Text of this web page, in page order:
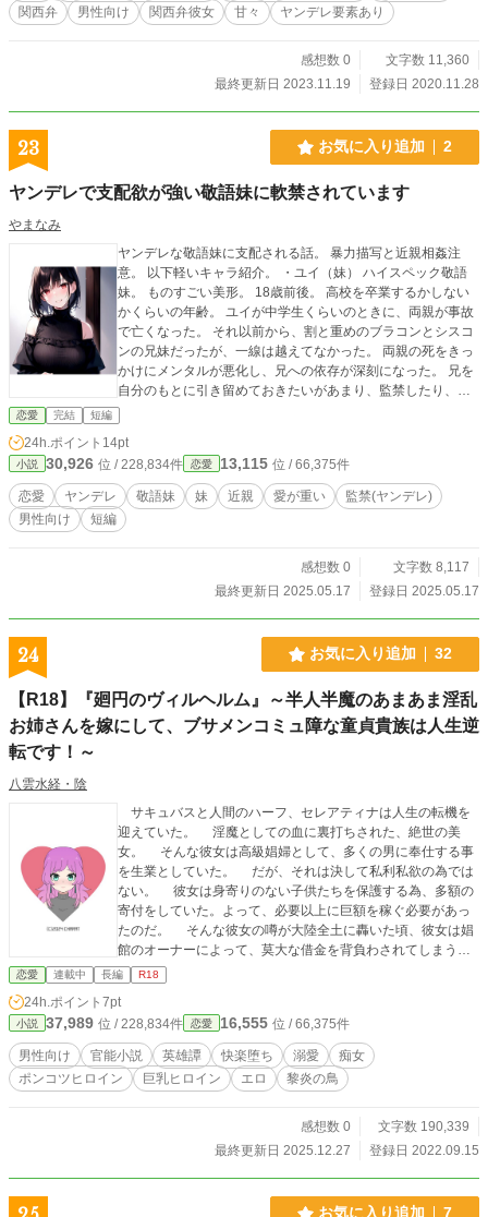
関西弁
男性向け 関西弁彼女 甘々 ヤンデレ要素あり
感想数 0
文字数 11,360
最終更新日 2023.11.19
登録日 2020.11.28
23 お気に入り追加 2
ヤンデレで支配欲が強い敬語妹に軟禁されています
やまなみ
ヤンデレな敬語妹に支配される話。 暴力描写と近親相姦注
意。 以下軽いキャラ紹介。 ・ユイ（妹） ハイスペック敬語
妹。 ものすごい美形。 18歳前後。 高校を卒業するかしない
かくらいの年齢。 ユイが中学生くらいのときに、両親が事故
で亡くなった。 それ以前から、割と重めのブラコンとシスコ
ンの兄妹だったが、一線は越えてなかった。 両親の死をきっ
かけにメンタルが悪化し、兄への依存が深刻になった。 兄を
自分のもとに引き留めておきたいがあまり、監禁したり、禁
足事項を増やしたりして支配するようになった。 そしてユイ
が高校1～2年生くらいの時に、兄妹の一線を越えてしまっ
た。 他に身寄りがいないため、自分たちで仕事をして生活し
ている。 兄が在宅でできるような仕事を外から持ってきて仕
事を振ったり、妹自身がネット上で仕事を作ったりして食い
扶持を稼いでいる。 二人きりの生活は、最初は両親の保険金
を食いつぶすだけだったが、本編時点では軌道に乗り、比較
項」は全部で108個ある。 そしてこれからも増えていく。 ・
兄（僕） 超が付くほどのお人よし。 困っている人を放ってお
倒見の良さ、そして思わず周りの目を引くような美しい外見
によって、異性同性問わず人気があった。 無自覚に周囲の女
自覚することはなかった。 しかし側にいた妹からすれば、兄
が複数の女子にモテていることは明らかだし、兄が押しに弱
いことから、いつ兄が他の女に獲られるか気が気じゃなかっ
た。 そういった状況が、妹がヘラって兄妹の一線を越える要
因になってしまった。
恋愛 完結 短編
24h.ポイント 14pt
小説 30,926 位 / 228,834件 恋愛 13,115 位 / 66,375件
恋愛 ヤンデレ 敬語妹 妹 近親 愛が重い
監禁(ヤンデレ)
男性向け
短編
感想数 0
文字数 8,117
最終更新日 2025.05.17
登録日 2025.05.17
24 お気に入り追加 32
【R18】『廻円のヴィルヘルム』～半人半魔のあまあま淫乱
お姉さんを嫁にして、ブサメンコミュ障な童貞貴族は人生逆
転です！～
八雲水経・陰
サキュバスと人間のハーフ、セレアティナは人生の転機を
迎えていた。 淫魔としての血に裏打ちされた、絶世の美
女。 そんな彼女は高級娼婦として、多くの男に奉仕する事
を生業としていた。 だが、それは決して私利私欲の為では
ない。 彼女は身寄りのない子供たちを保護する為、多額の
寄付をしていた。よって、必要以上に巨額を稼ぐ必要があっ
たのだ。 そんな彼女の噂が大陸全土に轟いた頃、彼女は娼
館のオーナーによって、莫大な借金を背負わされてしまう。
その額はなんと1000パラファルゴ（約1000億円）で、流石
の彼女でも返済が不可能な金額。 だが、そんな絶体絶命を
前にしても、彼女にはチャンスがあった。なぜなら、契約に
は続きがあったのだ。 もし返済が不可能なら、返済先へ
の"一生の隷属を誓う"事で、代わりとしても良かったのだ。
彼女は馬車に乗り、とある貴族の住む城へと出向いた。
それは巨大な勢力を誇る領主、『ヴィルヘルム＝クラリアス1
に「領主の三男」の妻となった。 しかし彼女にとって、そ
れは不快な日々という訳ではなかった。 領主の三男はブサ
て、「ある程度まで彼を"教育"した後に、ひっそりと城から抜
恋愛 連載中 長編 R18
24h.ポイント 7pt
小説 37,989 位 / 228,834件 恋愛 16,555 位 / 66,375件
男性向け 官能小説 英雄譚 快楽堕ち 溺愛
痴女
ポンコツヒロイン
巨乳ヒロイン エロ 黎炎の鳥
感想数 0
文字数 190,339
最終更新日 2025.12.27
登録日 2022.09.15
お気に入り追加 7